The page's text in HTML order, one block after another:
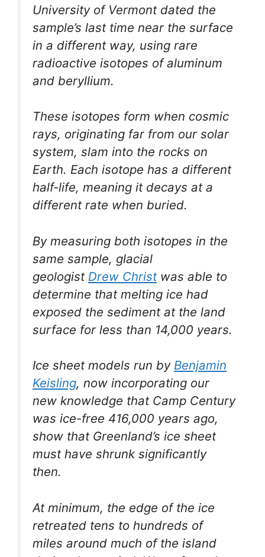
University of Vermont dated the
sample’s last time near the surface
in a different way, using rare
radioactive isotopes of aluminum
and beryllium.
These isotopes form when cosmic
rays, originating far from our solar
system, slam into the rocks on
Earth. Each isotope has a different
half-life, meaning it decays at a
different rate when buried.
By measuring both isotopes in the
same sample, glacial
geologist Drew Christwas able to
determine that melting ice had
exposed the sediment at the land
surface for less than 14,000 years.
Ice sheet models run by Benjamin
Keisling, now incorporating our
new knowledge that Camp Century
was ice-free 416,000 years ago,
show that Greenland’s ice sheet
must have shrunk significantly
then.
At minimum, the edge of the ice
retreated tens to hundreds of
miles around much of the island